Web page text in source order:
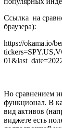
Ссылка на
браузера):
https://okama.io/
Но сравнением
функционал. В
вид активов
виджете есть